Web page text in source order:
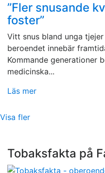
”Fler snusande
foster”
Vitt snus bland unga
beroendet innebär
Kommande generationer
medicinska...
Läs mer
Visa fler
Tobaksfakta på